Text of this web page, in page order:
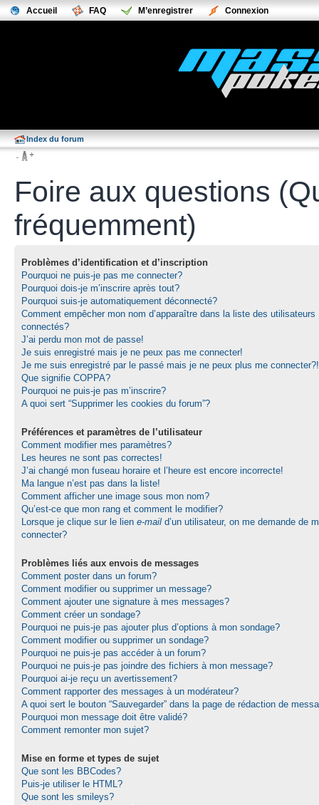
Accueil FAQ M’enregistrer Connexion
Index du forum
Foire aux questions
fréquemment)
Problèmes d’identification et d’inscription
Pourquoi ne puis-je pas me connecter?
Pourquoi dois-je m’inscrire après tout?
Pourquoi suis-je automatiquement déconnecté?
Comment empêcher mon nom d’apparaître dans la liste des utilisateurs
connectés?
J’ai perdu mon mot de passe!
Je suis enregistré mais je ne peux pas me connecter!
Je me suis enregistré par le passé mais je ne peux plus me connecter?!
Que signifie COPPA?
Pourquoi ne puis-je pas m’inscrire?
A quoi sert “Supprimer les cookies du forum”?
Préférences et paramètres de l’utilisateur
Comment modifier mes paramètres?
Les heures ne sont pas correctes!
J’ai changé mon fuseau horaire et l’heure est encore incorrecte!
Ma langue n’est pas dans la liste!
Comment afficher une image sous mon nom?
Qu’est-ce que mon rang et comment le modifier?
Lorsque je clique sur le lien e-mail d’un utilisateur, on me demande de
connecter?
Problèmes liés aux envois de messages
Comment poster dans un forum?
Comment modifier ou supprimer un message?
Comment ajouter une signature à mes messages?
Comment créer un sondage?
Pourquoi ne puis-je pas ajouter plus d’options à mon sondage?
Comment modifier ou supprimer un sondage?
Pourquoi ne puis-je pas accéder à un forum?
Pourquoi ne puis-je pas joindre des fichiers à mon message?
Pourquoi ai-je reçu un avertissement?
Comment rapporter des messages à un modérateur?
A quoi sert le bouton “Sauvegarder” dans la page de rédaction de
Pourquoi mon message doit être validé?
Comment remonter mon sujet?
Mise en forme et types de sujet
Que sont les BBCodes?
Puis-je utiliser le HTML?
Que sont les smileys?